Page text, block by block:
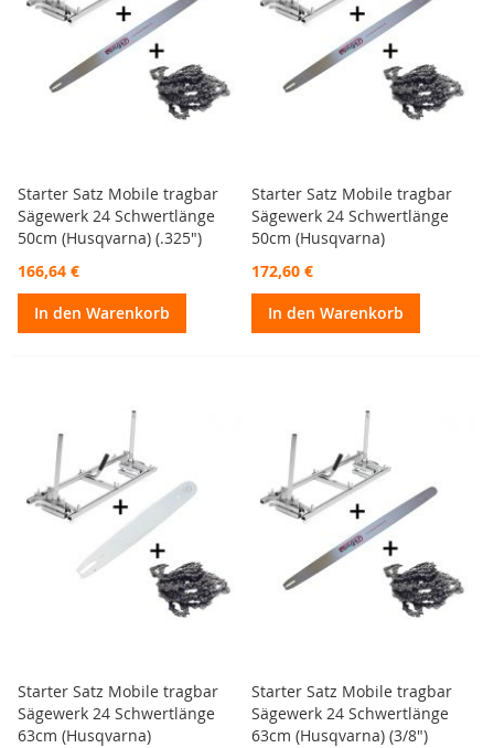
Starter Satz Mobile tragbar
Sägewerk 24 Schwertlänge
50cm (Husqvarna) (.325")
166,64 €
In den Warenkorb
Starter Satz Mobile tragbar
Sägewerk 24 Schwertlänge
50cm (Husqvarna)
172,60 €
In den Warenkorb
Starter Satz Mobile tragbar
Sägewerk 24 Schwertlänge
63cm (Husqvarna)
Starter Satz Mobile tragbar
Sägewerk 24 Schwertlänge
63cm (Husqvarna) (3/8")